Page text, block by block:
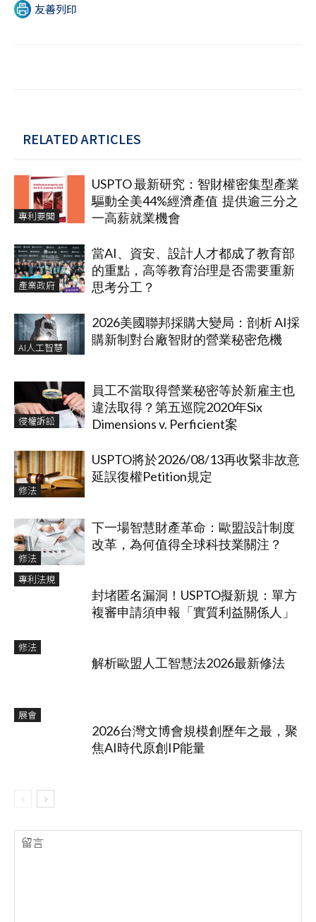
友善列印
RELATED ARTICLES
專利要聞
USPTO 最新研究：智財權密集型產業
驅動全美44%經濟產值 提供逾三分之
一高薪就業機會
產業政府
當AI、資安、設計人才都成了教育部
的重點，高等教育治理是否需要重新
思考分工？
AI人工智慧
2026美國聯邦採購大變局：剖析 AI採
購新制對台廠智財的營業秘密危機
侵權訴訟
員工不當取得營業秘密等於新雇主也
違法取得？第五巡院2020年Six
Dimensions v. Perficient案
修法
USPTO將於2026/08/13再收緊非故意
延誤復權Petition規定
修法
下一場智慧財產革命：歐盟設計制度
改革，為何值得全球科技業關注？
專利法規
封堵匿名漏洞！USPTO擬新規：單方
複審申請須申報「實質利益關係人」
修法
解析歐盟人工智慧法2026最新修法
展會
2026台灣文博會規模創歷年之最，聚
焦AI時代原創IP能量